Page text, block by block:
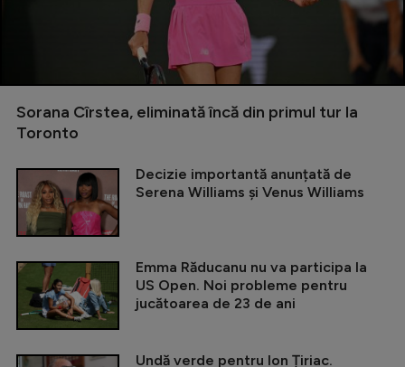
Sorana Cîrstea, eliminată încă din primul tur la
Toronto
Decizie importantă anunțată de
Serena Williams și Venus Williams
Emma Răducanu nu va participa la
US Open. Noi probleme pentru
jucătoarea de 23 de ani
Undă verde pentru Ion Țiriac.